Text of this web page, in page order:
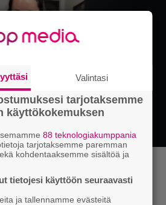
ihan plektralta” –
Megadethiä
Valintasi
tarjotaksemme
käyttökokemuksen
88 teknologiakumppania
tarjotaksemme paremman
kohdentaaksemme sisältöä ja
tietojesi käyttöön seuraavasti
ja tallennamme evästeitä